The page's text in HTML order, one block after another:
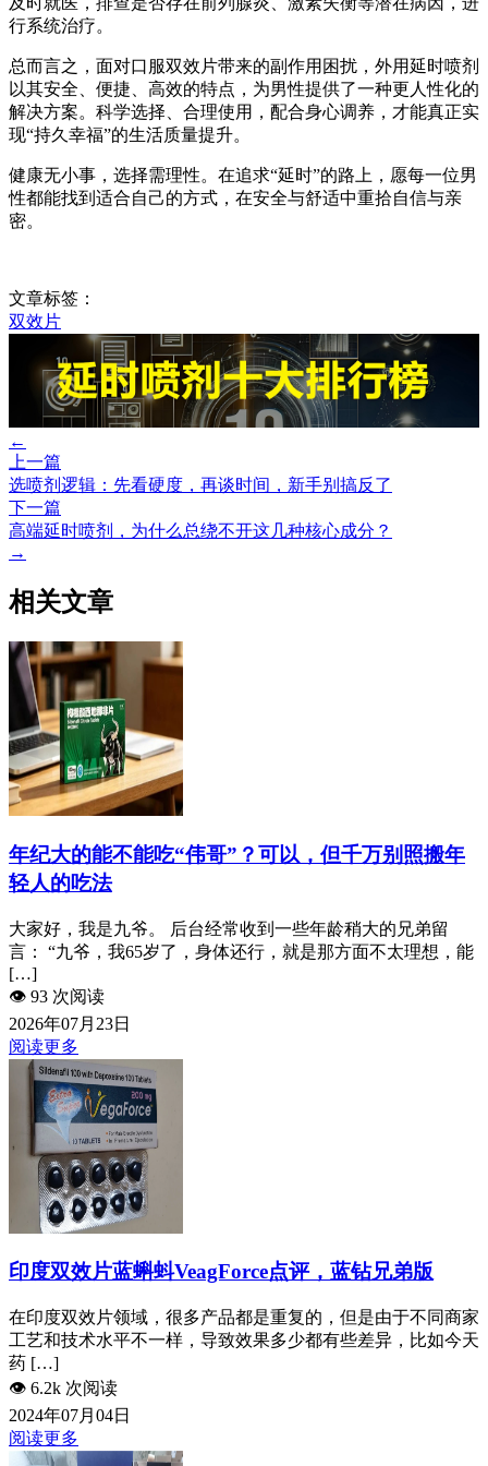
行系统治疗。
总而言之，面对口服双效片带来的副作用困扰，外用延时喷剂
以其安全、便捷、高效的特点，为男性提供了一种更人性化的
解决方案。科学选择、合理使用，配合身心调养，才能真正实
现“持久幸福”的生活质量提升。
健康无小事，选择需理性。在追求“延时”的路上，愿每一位男
性都能找到适合自己的方式，在安全与舒适中重拾自信与亲
密。
文章标签：
双效片
←
上一篇
选喷剂逻辑：先看硬度，再谈时间，新手别搞反了
下一篇
高端延时喷剂，为什么总绕不开这几种核心成分？
→
相关文章
年纪大的能不能吃“伟哥”？可以，但千万别照搬年
轻人的吃法
大家好，我是九爷。 后台经常收到一些年龄稍大的兄弟留
言： “九爷，我65岁了，身体还行，就是那方面不太理想，能
[…]
👁️ 93 次阅读
2026年07月23日
阅读更多
印度双效片蓝蝌蚪VeagForce点评，蓝钻兄弟版
在印度双效片领域，很多产品都是重复的，但是由于不同商家
工艺和技术水平不一样，导致效果多少都有些差异，比如今天
药 […]
👁️ 6.2k 次阅读
2024年07月04日
阅读更多